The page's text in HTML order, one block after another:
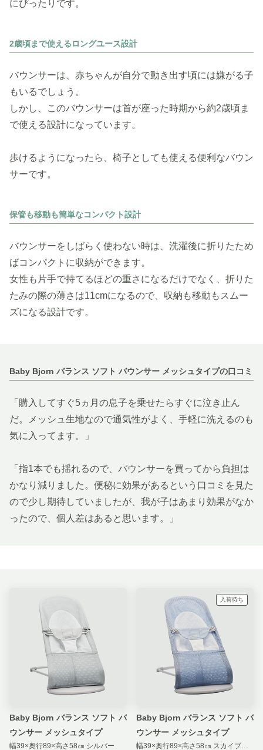
にぴったりです。
2歳頃まで使えるロングユース設計
バウンサーは、赤ちゃんが自分で動き出す頃には嫌がる子
もいるでしょう。
しかし、このバウンサーは首が座った時期から約2歳頃ま
で使える設計になっています。
歩けるようになったら、椅子としても使える便利なバウン
サーです。
保管も移動も簡単なコンパクト設計
バウンサーをしばらく使わない時は、洗濯後に折りたため
ばコンパクトに収納ができます。
女性も片手で持てるほどの重さになるだけでなく、折りた
たみの際の薄さは11cmになるので、収納も移動もスムー
ズになる設計です。
Baby Bjorn バランス ソフト バウンサー メッシュタイプの口コミ
「購入してすぐ5ヵ月の息子を乗せたらすぐに泣き止ん
だ。メッシュ生地なので通気性がよく、手軽に洗えるのも
気に入ってます。」
「指1本でも揺れるので、バウンサーを買ってから負担は
かなり減りました。便秘に効果があるという口コミを見た
ので少し期待していましたが、我が子はあまり効果がなか
ったので、個人差はあると思います。」
Baby Bjorn バランス ソフト バ
ウンサー メッシュタイプ
幅39×奥行89×高さ58㎝ シルバー
入荷待ち
Baby Bjorn バランス ソフト バ
ウンサー メッシュタイプ
幅39×奥行89×高さ58㎝ スカイブルー